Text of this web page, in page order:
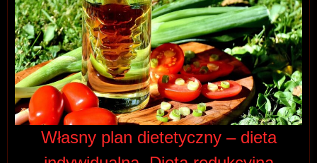
Własny plan dietetyczny – dieta